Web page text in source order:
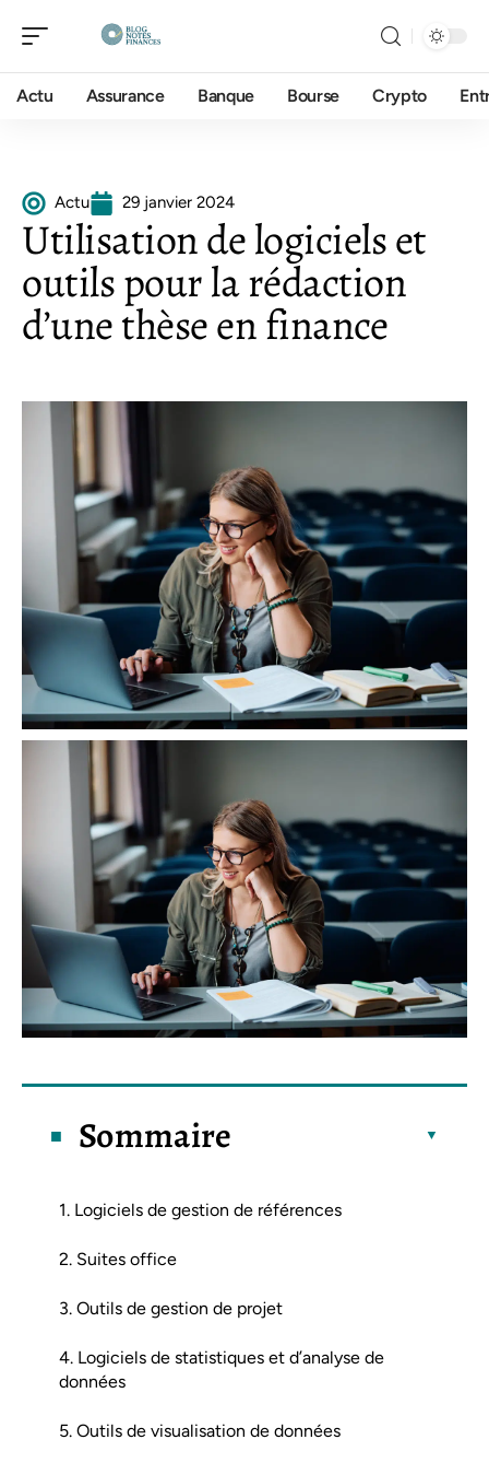
Actu Assurance Banque Bourse Crypto
Actu 29 janvier 2024
Utilisation de logiciels et
outils pour la rédaction
d’une thèse en finance
Sommaire
1. Logiciels de gestion de références
2. Suites office
3. Outils de gestion de projet
4. Logiciels de statistiques et d’analyse de
données
5. Outils de visualisation de données